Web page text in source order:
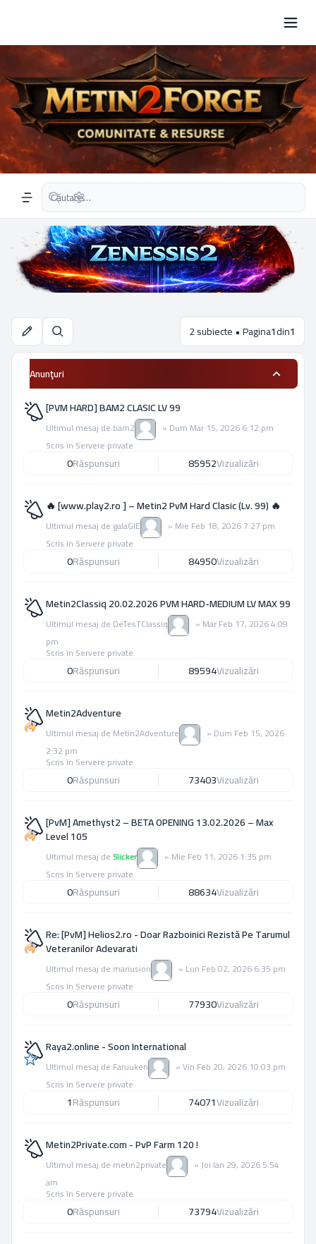
Navigation menu
Căutare avansată
Căutare 2 subiecte • Pagina1din1
Anunţuri
[PVM HARD] BAM2 CLASIC LV 99
Ultimul mesaj de bam2 » Dum Mar 15, 2026 6:12 pm
Scris în Servere private
0Răspunsuri 85952Vizualizări
🔥 [www.play2.ro ] – Metin2 PvM Hard Clasic (Lv. 99) 🔥
Ultimul mesaj de galaGIE » Mie Feb 18, 2026 7:27 pm
Scris în Servere private
0Răspunsuri 84950Vizualizări
Metin2Classiq 20.02.2026 PVM HARD-MEDIUM LV MAX 99
Ultimul mesaj de DeTesTClassiq » Mar Feb 17, 2026 4:09
pm
Scris în Servere private
0Răspunsuri 89594Vizualizări
Metin2Adventure
Ultimul mesaj de Metin2Adventure » Dum Feb 15, 2026
2:32 pm
Scris în Servere private
0Răspunsuri 73403Vizualizări
[PvM] Amethyst2 – BETA OPENING 13.02.2026 – Max
Level 105
Ultimul mesaj deSlicker » Mie Feb 11, 2026 1:35 pm
Scris în Servere private
0Răspunsuri 88634Vizualizări
Re: [PvM] Helios2.ro - Doar Razboinici Rezistă Pe Tarumul
Veteranilor Adevarati
Ultimul mesaj de mariusion » Lun Feb 02, 2026 6:35 pm
Scris în Servere private
0Răspunsuri 77930Vizualizări
Raya2.online - Soon International
Ultimul mesaj de Faruuken »Vin Feb 20, 2026 10:03 pm
Scris în Servere private
1Răspunsuri 74071Vizualizări
Metin2Private.com - PvP Farm 120 !
Ultimul mesaj de metin2private » Joi Ian 29, 2026 5:54
am
Scris în Servere private
0Răspunsuri 73794Vizualizări